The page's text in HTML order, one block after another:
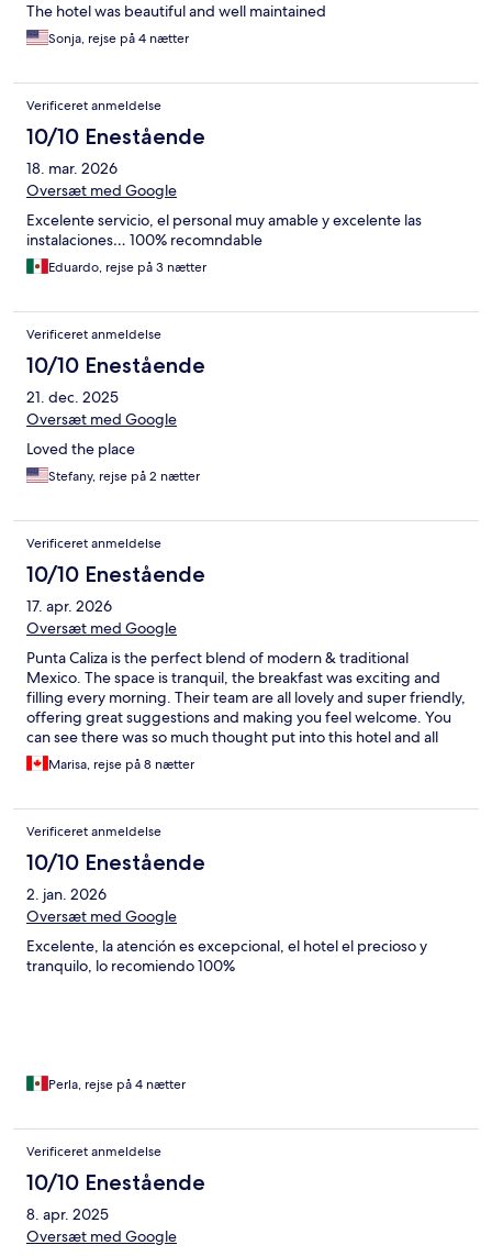
The hotel was beautiful and well maintained
Sonja, rejse på 4 nætter
Verificeret anmeldelse
10/10 Enestående
18. mar. 2026
Oversæt med Google
Excelente servicio, el personal muy amable y excelente las
instalaciones… 100% recomndable
Eduardo, rejse på 3 nætter
Verificeret anmeldelse
10/10 Enestående
21. dec. 2025
Oversæt med Google
Loved the place
Stefany, rejse på 2 nætter
Verificeret anmeldelse
10/10 Enestående
17. apr. 2026
Oversæt med Google
Punta Caliza is the perfect blend of modern & traditional
Mexico. The space is tranquil, the breakfast was exciting and
filling every morning. Their team are all lovely and super friendly,
offering great suggestions and making you feel welcome. You
can see there was so much thought put into this hotel and all
that it encompasses.
Marisa, rejse på 8 nætter
Verificeret anmeldelse
10/10 Enestående
2. jan. 2026
Oversæt med Google
Excelente, la atención es excepcional, el hotel el precioso y
tranquilo, lo recomiendo 100%
Perla, rejse på 4 nætter
Verificeret anmeldelse
10/10 Enestående
8. apr. 2025
Oversæt med Google